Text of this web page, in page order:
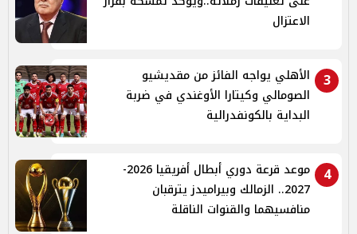
الاعتزال
3
الأهلي يواجه الفائز من مقديشيو
الصومالي وكيتارا الأوغندي في ضربة
البداية بالكونفدرالية
4
موعد قرعة دوري أبطال أفريقيا 2026-
2027.. الزمالك وبيراميدز يترقبان
منافسيهما والقنوات الناقلة